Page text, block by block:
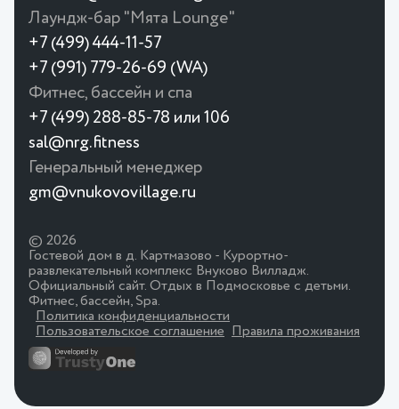
Лаундж-бар "Мята Lounge"
+7 (499) 444-11-57
+7 (991) 779-26-69 (WA)
Фитнес, бассейн и спа
+7 (499) 288-85-78 или 106
sal@nrg.fitness
Генеральный менеджер
gm@vnukovovillage.ru
© 2026
Гостевой дом в д. Картмазово - Курортно-
развлекательный комплекс Внуково Вилладж.
Официальный сайт. Отдых в Подмосковье с детьми.
Фитнес, бассейн, Spa.
Политика конфиденциальности
Пользовательское соглашение
Правила проживания